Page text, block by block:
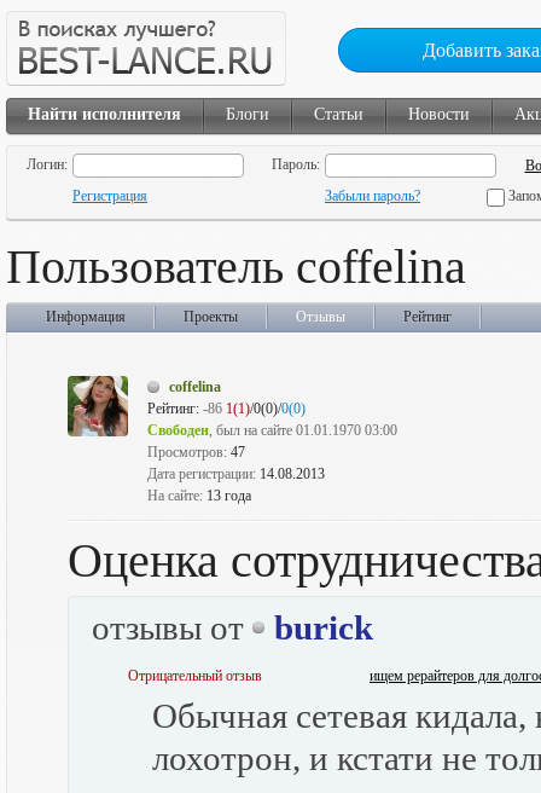
Добавить
Найти исполнителя Блоги Статьи Новости
Логин:
Пароль:
Регистрация
Забыли пароль?
Пользователь coffelina
Информация Проекты Отзывы Рейтинг
coffelina
Рейтинг: -86 1(1)/0(0)/0(0)
Свободен, был на сайте 01.01.1970 03:00
Просмотров: 47
Дата регистрации: 14.08.2013
На сайте: 13 года
Оценка
отзывы от burick
Отрицательный отзыв ищем рерайтеров для
Обычная сетевая
лохотрон, и кстати не